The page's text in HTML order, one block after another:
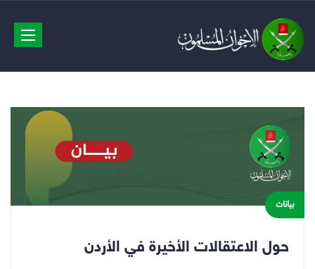
بيانات
حول الاعتقالات الأخيرة في الأردن